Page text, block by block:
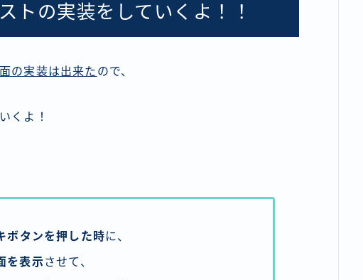
トの実装をしていくよ！！
の実装は出来た ので、
くよ！
ボタンを押した時に、
を表示させて、